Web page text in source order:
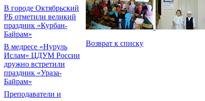
В городе Октябрьский
РБ отметили великий
праздник «Курбан-
Байрам»
В медресе «Нуруль
Ислам» ЦДУМ России
дружно встретили
праздник «Ураза-
Байрам»
Преподаватели и
Возврат к списку